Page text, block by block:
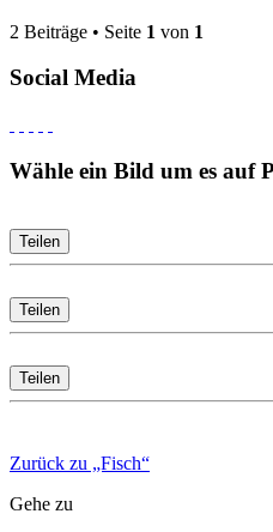
2 Beiträge • Seite 1 von 1
Social Media
Wähle ein Bild um es auf
Teilen
Teilen
Teilen
Zurück zu „Fisch“
Gehe zu